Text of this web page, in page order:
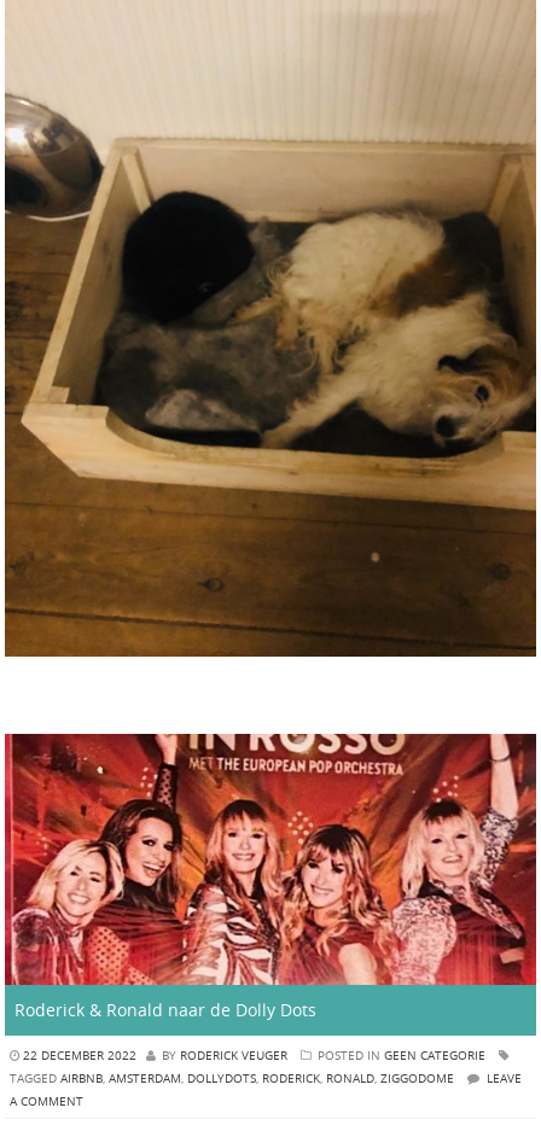
Roderick & Ronald naar de Dolly Dots
22 DECEMBER 2022 BY RODERICK VEUGER POSTED IN GEEN CATEGORIE
TAGGED AIRBNB AMSTERDAM DOLLYDOTS RODERICK RONALD ZIGGODOME
LEAVE
A COMMENT